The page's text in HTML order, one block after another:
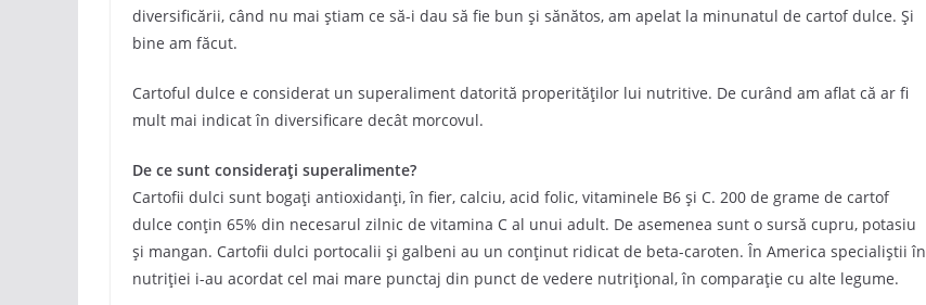
diversificării, când nu mai știam ce să-i dau să fie bun și sănătos, am apelat la minunatul de cartof dulce. Și
bine am făcut.
Cartoful dulce e considerat un superaliment datorită properităților lui nutritive. De curând am aflat că ar fi
mult mai indicat în diversificare decât morcovul.
De ce sunt considerați superalimente?
Cartofii dulci sunt bogați antioxidanți, în fier, calciu, acid folic, vitaminele B6 și C. 200 de grame de cartof
dulce conțin 65% din necesarul zilnic de vitamina C al unui adult. De asemenea sunt o sursă cupru, potasiu
și mangan. Cartofii dulci portocalii și galbeni au un conținut ridicat de beta-caroten. În America specialiștii în
nutriției i-au acordat cel mai mare punctaj din punct de vedere nutrițional, în comparație cu alte legume.